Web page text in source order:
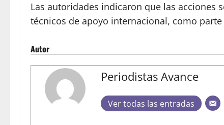
Las autoridades indicaron que las acciones
técnicos de apoyo internacional, como
Autor
Periodistas Avance
Ver todas las entradas